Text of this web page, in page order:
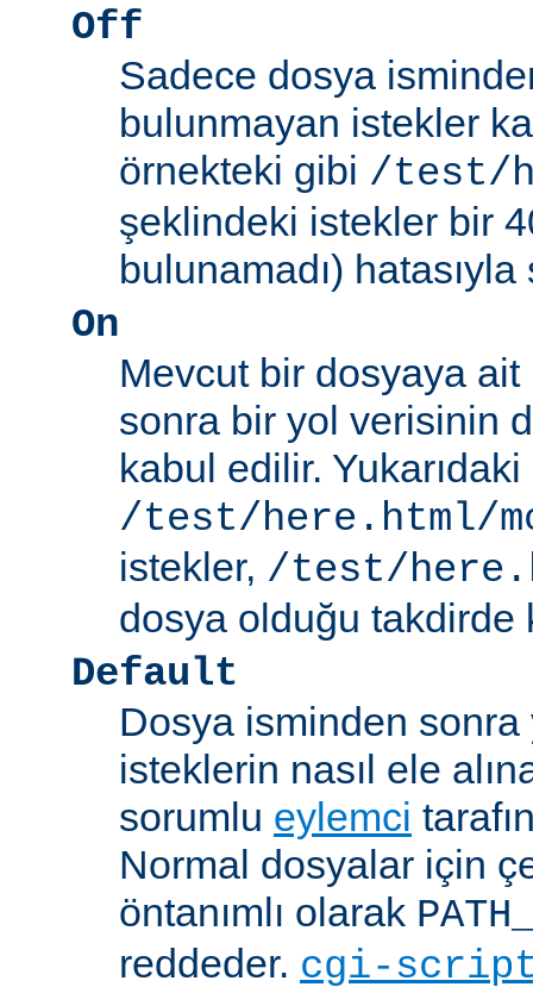
Off
Sadece dosya
bulunmayan istekler
örnekteki gibi /test/
şeklindeki istekler bir
bulunamadı) hatasıyla
On
Mevcut bir dosyaya
sonra bir yol verisinin
kabul edilir.
/test/here.html/
istekler, /test/
dosya olduğu takdirde
Default
Dosya isminden
isteklerin nasıl ele
sorumlu eylemci
Normal dosyalar için
öntanımlı olarak
reddeder. cgi-